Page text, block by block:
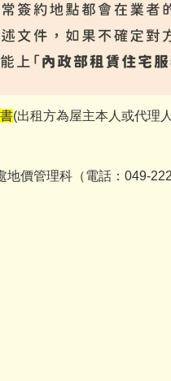
(出租方為屋主本人或代理
價管理科（電話：049-